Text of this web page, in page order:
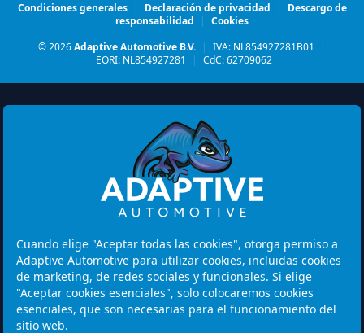
Cuando elige "Aceptar todas las cookies", otorga permiso a
Adaptive Automotive para utilizar cookies, incluidas cookies
de marketing, de redes sociales y funcionales. Si elige
"Aceptar cookies esenciales", solo colocaremos cookies
esenciales, que son necesarias para el funcionamiento del
sitio web.
Condiciones generales | Declaración de privacidad |
Descargo de
responsabilidad
| Cookies
© 2026Adaptive Automotive B.V. | IVA: NL854927281B01
|
EORI: NL854927281
| CdC: 62709062
Watermolen 29
Netherlands
Horario de apertura:
Tenga en cuenta: Las visitas son solo con cita previa.